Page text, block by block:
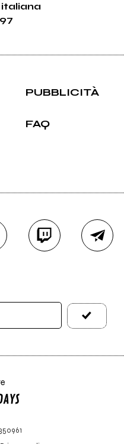
PUBBLICITÀ
FAQ